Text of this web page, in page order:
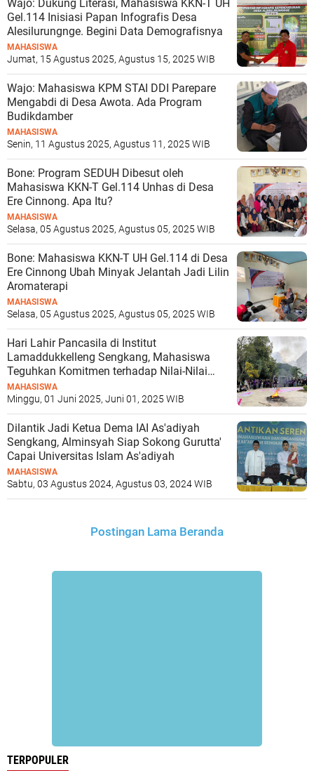
Wajo: Dukung Literasi, Mahasiswa KKN-T UH
Gel.114 Inisiasi Papan Infografis Desa
Alesilurungnge. Begini Data Demografisnya
MAHASISWA
Jumat, 15 Agustus 2025, Agustus 15, 2025 WIB
Wajo: Mahasiswa KPM STAI DDI Parepare
Mengabdi di Desa Awota. Ada Program
Budikdamber
MAHASISWA
Senin, 11 Agustus 2025, Agustus 11, 2025 WIB
Bone: Program SEDUH Dibesut oleh
Mahasiswa KKN-T Gel.114 Unhas di Desa
Ere Cinnong. Apa Itu?
MAHASISWA
Selasa, 05 Agustus 2025, Agustus 05, 2025 WIB
Bone: Mahasiswa KKN-T UH Gel.114 di Desa
Ere Cinnong Ubah Minyak Jelantah Jadi Lilin
Aromaterapi
MAHASISWA
Selasa, 05 Agustus 2025, Agustus 05, 2025 WIB
Hari Lahir Pancasila di Institut
Lamaddukkelleng Sengkang, Mahasiswa
Teguhkan Komitmen terhadap Nilai-Nilai
Luhur Bangsa
MAHASISWA
Minggu, 01 Juni 2025, Juni 01, 2025 WIB
Dilantik Jadi Ketua Dema IAI As'adiyah
Sengkang, Alminsyah Siap Sokong Gurutta'
Capai Universitas Islam As'adiyah
MAHASISWA
Sabtu, 03 Agustus 2024, Agustus 03, 2024 WIB
Postingan Lama Beranda
TERPOPULER